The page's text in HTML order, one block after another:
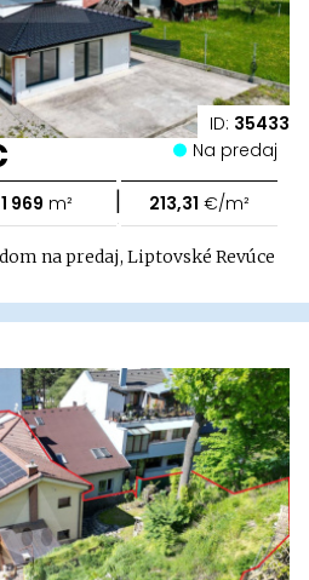
ID: 35433
Na predaj
1 969 m² | 213,31 €/m²
na predaj, Liptovské Revúce